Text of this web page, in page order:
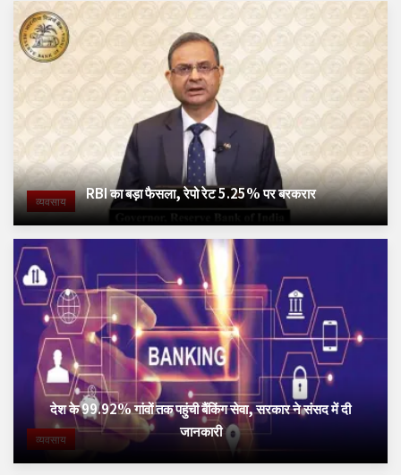
व्यवसाय RBI का बड़ा फैसला, रेपो रेट 5.25% पर बरकरार
व्यवसाय
देश के 99.92% गांवों तक पहुंची बैंकिंग सेवा, सरकार ने संसद में दी
जानकारी